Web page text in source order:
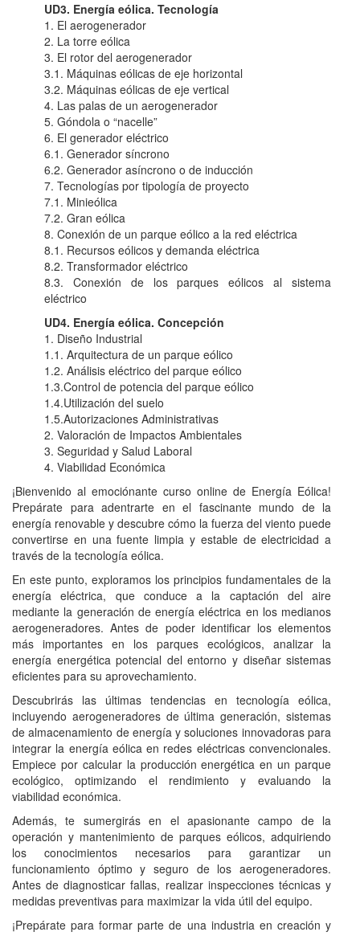
UD3. Energía eólica. Tecnología
1. El aerogenerador
2. La torre eólica
3. El rotor del aerogenerador
3.1. Máquinas eólicas de eje horizontal
3.2. Máquinas eólicas de eje vertical
4. Las palas de un aerogenerador
5. Góndola o “nacelle”
6. El generador eléctrico
6.1. Generador síncrono
6.2. Generador asíncrono o de inducción
7. Tecnologías por tipología de proyecto
7.1. Minieólica
7.2. Gran eólica
8. Conexión de un parque eólico a la red eléctrica
8.1. Recursos eólicos y demanda eléctrica
8.2. Transformador eléctrico
8.3. Conexión de los parques eólicos al sistema
eléctrico
UD4. Energía eólica. Concepción
1. Diseño Industrial
1.1. Arquitectura de un parque eólico
1.2. Análisis eléctrico del parque eólico
1.3.Control de potencia del parque eólico
1.4.Utilización del suelo
1.5.Autorizaciones Administrativas
2. Valoración de Impactos Ambientales
3. Seguridad y Salud Laboral
4. Viabilidad Económica
¡Bienvenido al emociónante curso online de Energía Eólica!
Prepárate para adentrarte en el fascinante mundo de la
energía renovable y descubre cómo la fuerza del viento puede
convertirse en una fuente limpia y estable de electricidad a
través de la tecnología eólica.
En este punto, exploramos los principios fundamentales de la
energía eléctrica, que conduce a la captación del aire
mediante la generación de energía eléctrica en los medianos
aerogeneradores. Antes de poder identificar los elementos
más importantes en los parques ecológicos, analizar la
energía energética potencial del entorno y diseñar sistemas
eficientes para su aprovechamiento.
Descubrirás las últimas tendencias en tecnología eólica,
incluyendo aerogeneradores de última generación, sistemas
de almacenamiento de energía y soluciones innovadoras para
integrar la energía eólica en redes eléctricas convencionales.
Empiece por calcular la producción energética en un parque
ecológico, optimizando el rendimiento y evaluando la
viabilidad económica.
Además, te sumergirás en el apasionante campo de la
operación y mantenimiento de parques eólicos, adquiriendo
los conocimientos necesarios para garantizar un
funcionamiento óptimo y seguro de los aerogeneradores.
Antes de diagnosticar fallas, realizar inspecciones técnicas y
medidas preventivas para maximizar la vida útil del equipo.
¡Prepárate para formar parte de una industria en creación y